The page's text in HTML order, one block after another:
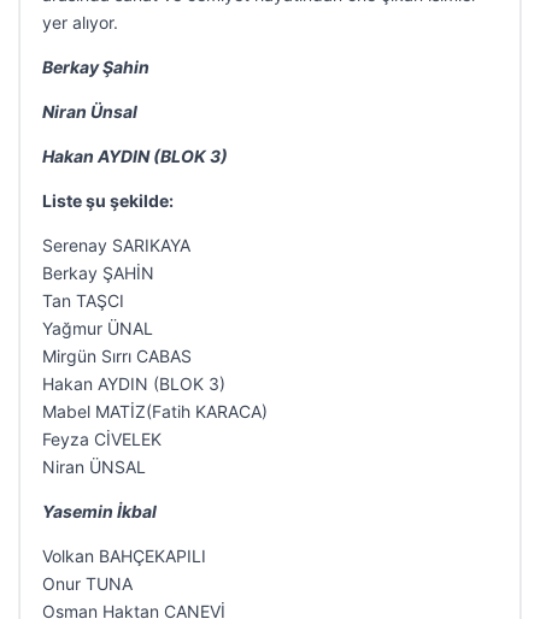
yer alıyor.
Berkay Şahin
Niran Ünsal
Hakan AYDIN (BLOK 3)
Liste şu şekilde:
Serenay SARIKAYA
Berkay ŞAHİN
Tan TAŞCI
Yağmur ÜNAL
Mirgün Sırrı CABAS
Hakan AYDIN (BLOK 3)
Mabel MATİZ(Fatih KARACA)
Feyza CİVELEK
Niran ÜNSAL
Yasemin İkbal
Volkan BAHÇEKAPILI
Onur TUNA
Osman Haktan CANEVİ